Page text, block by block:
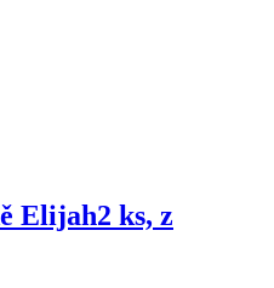
Elijah2 ks, z